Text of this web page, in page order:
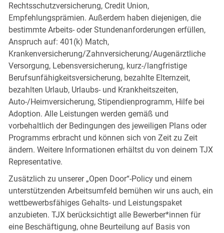
Rechtsschutzversicherung, Credit Union,
Empfehlungsprämien. Außerdem haben diejenigen, die
bestimmte Arbeits- oder Stundenanforderungen erfüllen,
Anspruch auf: 401(k) Match,
Krankenversicherung/Zahnversicherung/Augenärztliche
Versorgung, Lebensversicherung, kurz-/langfristige
Berufsunfähigkeitsversicherung, bezahlte Elternzeit,
bezahlten Urlaub, Urlaubs- und Krankheitszeiten,
Auto-/Heimversicherung, Stipendienprogramm, Hilfe bei
Adoption. Alle Leistungen werden gemäß und
vorbehaltlich der Bedingungen des jeweiligen Plans oder
Programms erbracht und können sich von Zeit zu Zeit
ändern. Weitere Informationen erhältst du von deinem TJX
Representative.
Zusätzlich zu unserer „Open Door“-Policy und einem
unterstützenden Arbeitsumfeld bemühen wir uns auch, ein
wettbewerbsfähiges Gehalts- und Leistungspaket
anzubieten. TJX berücksichtigt alle Bewerber*innen für
eine Beschäftigung, ohne Beurteilung auf Basis von